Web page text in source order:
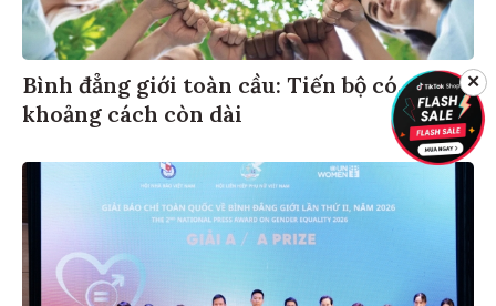
Bình đẳng giới toàn cầu: Tiến bộ có,
khoảng cách còn dài
✕